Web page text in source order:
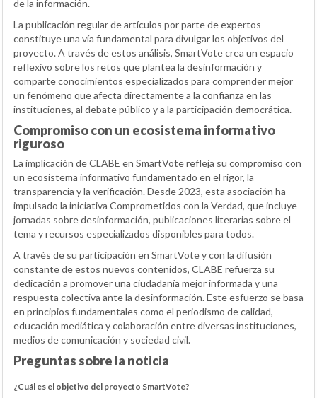
de la información.
La publicación regular de artículos por parte de expertos
constituye una vía fundamental para divulgar los objetivos del
proyecto. A través de estos análisis, SmartVote crea un espacio
reflexivo sobre los retos que plantea la desinformación y
comparte conocimientos especializados para comprender mejor
un fenómeno que afecta directamente a la confianza en las
instituciones, al debate público y a la participación democrática.
Compromiso con un ecosistema informativo
riguroso
La implicación de CLABE en SmartVote refleja su compromiso con
un ecosistema informativo fundamentado en el rigor, la
transparencia y la verificación. Desde 2023, esta asociación ha
impulsado la iniciativa Comprometidos con la Verdad, que incluye
jornadas sobre desinformación, publicaciones literarias sobre el
tema y recursos especializados disponibles para todos.
A través de su participación en SmartVote y con la difusión
constante de estos nuevos contenidos, CLABE refuerza su
dedicación a promover una ciudadanía mejor informada y una
respuesta colectiva ante la desinformación. Este esfuerzo se basa
en principios fundamentales como el periodismo de calidad,
educación mediática y colaboración entre diversas instituciones,
medios de comunicación y sociedad civil.
Preguntas sobre la noticia
¿Cuál es el objetivo del proyecto SmartVote?